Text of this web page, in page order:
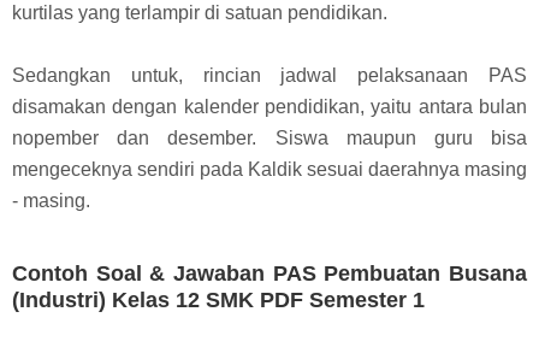
kurtilas yang terlampir di satuan pendidikan.
Sedangkan untuk, rincian jadwal pelaksanaan PAS
disamakan dengan kalender pendidikan, yaitu antara bulan
nopember dan desember. Siswa maupun guru bisa
mengeceknya sendiri pada Kaldik sesuai daerahnya masing
- masing.
Contoh Soal & Jawaban PAS Pembuatan Busana
(Industri) Kelas 12 SMK PDF Semester 1